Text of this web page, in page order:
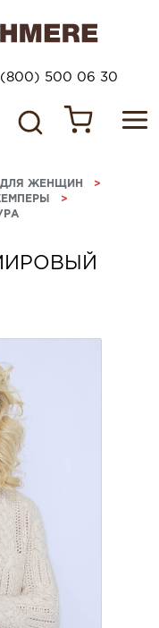
500 06 30
ДЛЯ ЖЕНЩИН >
>